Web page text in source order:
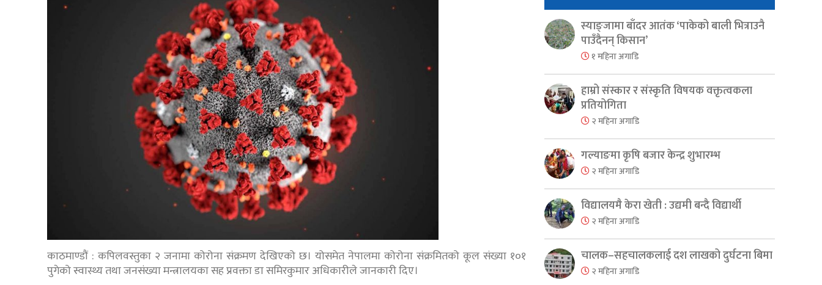
काठमाण्डौं : कपिलवस्तुका २ जनामा कोरोना संक्रमण देखिएको छ। योसमेत नेपालमा कोरोना संक्रमितको कूल संख्या १०१
पुगेको स्वास्थ्य तथा जनसंख्या मन्त्रालयका सह प्रवक्ता डा समिरकुमार अधिकारीले जानकारी दिए।
स्याङ्जामा बाँदर आतंक ‘पाकेको बाली भित्राउनै
पाउँदैनन् किसान’
१ महिना अगाडि
हाम्रो संस्कार र संस्कृति विषयक वक्तृत्वकला
प्रतियोगिता
२ महिना अगाडि
गल्याङमा कृषि बजार केन्द्र शुभारम्भ
२ महिना अगाडि
विद्यालयमै केरा खेती : उद्यमी बन्दै विद्यार्थी
२ महिना अगाडि
चालक–सहचालकलाई दश लाखको दुर्घटना बिमा
२ महिना अगाडि